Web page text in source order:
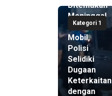
Kategori 1
Ditemukan
Meninggal
di Dalam
Mobil,
Polisi
Selidiki
Dugaan
Keterkaitan
dengan